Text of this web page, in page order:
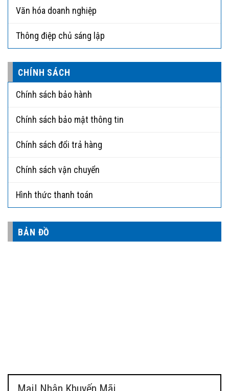
Văn hóa doanh nghiệp
Thông điệp chủ sáng lập
CHÍNH SÁCH
Chính sách bảo hành
Chính sách bảo mật thông tin
Chính sách đổi trả hàng
Chính sách vận chuyển
Hình thức thanh toán
BẢN ĐỒ